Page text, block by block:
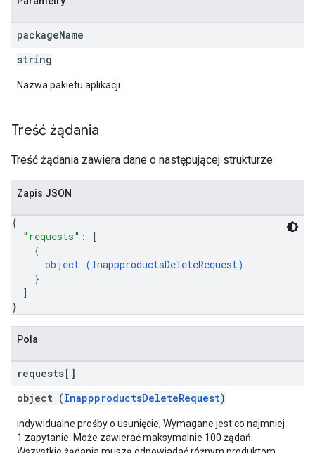
packageName
string
Nazwa pakietu aplikacji.
Treść żądania
Treść żądania zawiera dane o następującej strukturze:
Zapis JSON
{
"requests" :
[
{
object (InappproductsDeleteRequest)
}
]
}
Pola
requests[]
object (InappproductsDeleteRequest)
indywidualne prośby o usunięcie; Wymagane jest co najmniej
1 zapytanie. Może zawierać maksymalnie 100 żądań.